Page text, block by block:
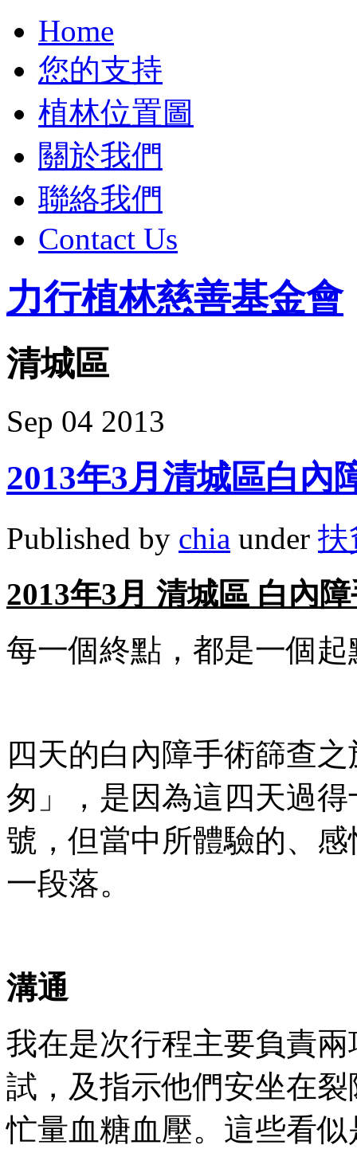
Home
您的支持
植林位置圖
關於我們
聯絡我們
Contact Us
力行植林慈善基金會
清城區
Sep 04 2013
2013年3月清城區白內
Published by chia under 扶
2013年3月 清城區 白內
每一個終點，都是一個起
四天的白內障手術篩查
匆」，是因為這四天過
號，但當中所體驗的、
一段落。
溝通
我在是次行程主要負責
試，及指示他們安坐在
忙量血糖血壓。這些看